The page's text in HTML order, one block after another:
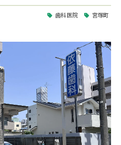
歯科医院 宮塚町